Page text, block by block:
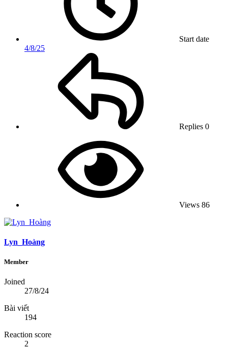
Start date
4/8/25
Replies 0
Views 86
Lyn_Hoàng
Member
Joined
27/8/24
Bài viết
194
Reaction score
2